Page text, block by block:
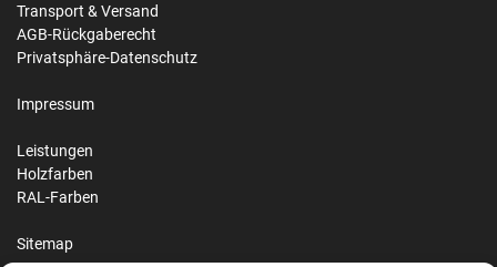
Transport & Versand
AGB-Rückgaberecht
Privatsphäre-Datenschutz
Impressum
Leistungen
Holzfarben
RAL-Farben
Sitemap